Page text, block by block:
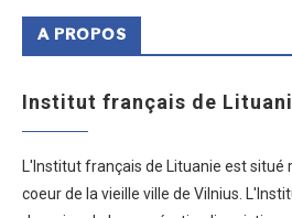
A PROPOS
Institut français de
L'Institut français de Lituanie est situé
coeur de la vieille ville de Vilnius.